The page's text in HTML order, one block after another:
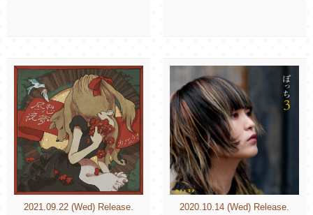
2021.09.22 (Wed) Release.
2020.10.14 (Wed) Release.